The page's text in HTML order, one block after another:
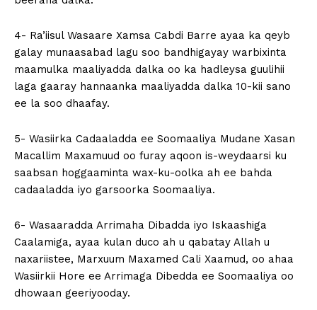
4- Ra’iisul Wasaare Xamsa Cabdi Barre ayaa ka qeyb
galay munaasabad lagu soo bandhigayay warbixinta
maamulka maaliyadda dalka oo ka hadleysa guulihii
laga gaaray hannaanka maaliyadda dalka 10-kii sano
ee la soo dhaafay.
5- Wasiirka Cadaaladda ee Soomaaliya Mudane Xasan
Macallim Maxamuud oo furay aqoon is-weydaarsi ku
saabsan hoggaaminta wax-ku-oolka ah ee bahda
cadaaladda iyo garsoorka Soomaaliya.
6- Wasaaradda Arrimaha Dibadda iyo Iskaashiga
Caalamiga, ayaa kulan duco ah u qabatay Allah u
naxariistee, Marxuum Maxamed Cali Xaamud, oo ahaa
Wasiirkii Hore ee Arrimaga Dibedda ee Soomaaliya oo
dhowaan geeriyooday.